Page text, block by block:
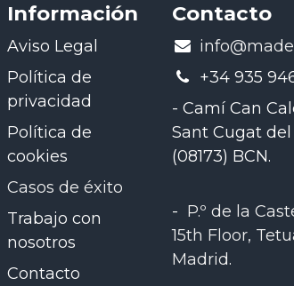
Información
Aviso Legal
Política de
privacidad
Política de
cookies
Casos de éxito
Trabajo con
nosotros
Contacto
Contacto
+34 935
- Camí Can
Sant Cugat
(08173) BCN.
- P.º de la
15th Floor,
Madrid.